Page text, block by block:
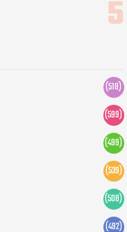
(518)
(599)
(499)
(539)
(508)
(492)